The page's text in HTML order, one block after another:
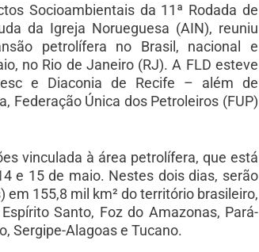
Socioambientais da 11ª Rodada de
da Igreja Norueguesa (AIN), reuniu
petrolífera no Brasil, nacional e
no Rio de Janeiro (RJ). A FLD esteve
e Diaconia de Recife – além de
Federação Única dos Petroleiros (FUP)
vinculada à área petrolífera, que está
e 15 de maio. Nestes dois dias, serão
155,8 mil km² do território brasileiro,
Santo, Foz do Amazonas, Pará-
Sergipe-Alagoas e Tucano.